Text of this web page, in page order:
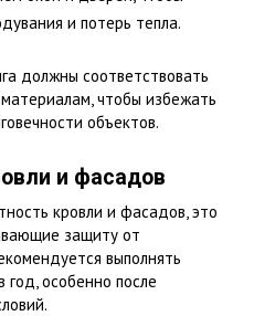
и потерь тепла.
должны соответствовать
чтобы избежать
объектов.
и фасадов
кровли и фасадов, это
защиту от
выполнять
особенно после